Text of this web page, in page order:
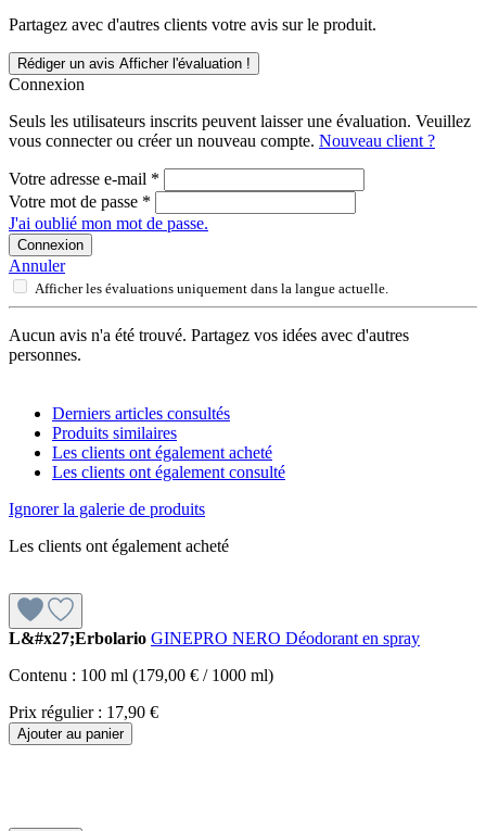
Partagez avec d'autres clients votre avis sur le produit.
Rédiger un avis Afficher l'évaluation !
Connexion
Seuls les utilisateurs inscrits peuvent laisser une évaluation. Veuillez
vous connecter ou créer un nouveau compte. Nouveau client ?
Votre adresse e-mail *
Votre mot de passe *
J'ai oublié mon mot de passe.
Connexion
Annuler
Afficher les évaluations uniquement dans la langue actuelle.
Aucun avis n'a été trouvé. Partagez vos idées avec d'autres
personnes.
Derniers articles consultés
Produits similaires
Les clients ont également acheté
Les clients ont également consulté
Ignorer la galerie de produits
Les clients ont également acheté
L&#x27;Erbolario GINEPRO NERO Déodorant en spray
Contenu : 100 ml (179,00 € / 1000 ml)
Prix régulier : 17,90 €
Ajouter au panier